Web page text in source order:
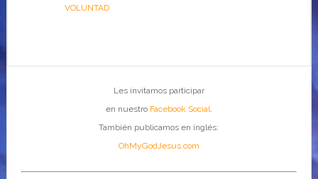
VOLUNTAD
Les invitamos participar
en nuestro Facebook Social.
También publicamos en inglés:
OhMyGodJesus.com